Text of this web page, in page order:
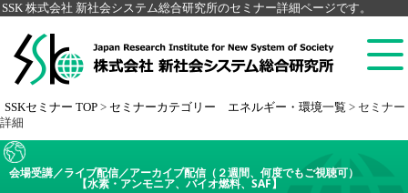
SSK 株式会社 新社会システム総合研究所のセミナー詳細ページです。
SSKセミナー TOP > セミナーカテゴリー エネルギー・環境一覧 > セミナー
詳細
会場受講／ライブ配信／アーカイブ配信（２週間、何度でもご視聴可）
【水素・アンモニア、バイオ燃料、SAF】